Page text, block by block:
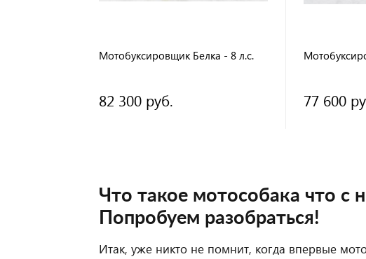
Мотобуксировщик Белка - 8 л.с.
82 300 руб. 77 600
Что такое мотособака что с
Попробуем разобраться!
Итак, уже никто не помнит, когда впервые